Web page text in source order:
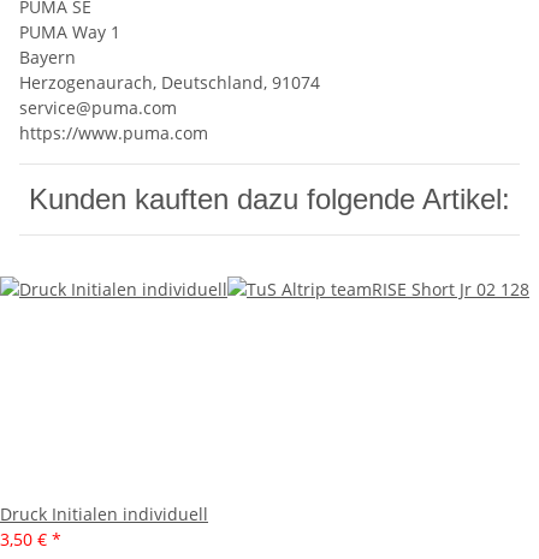
PUMA SE
PUMA Way 1
Bayern
Herzogenaurach, Deutschland, 91074
service@puma.com
https://www.puma.com
Kunden kauften dazu folgende Artikel:
Druck Initialen individuell
3,50 € *